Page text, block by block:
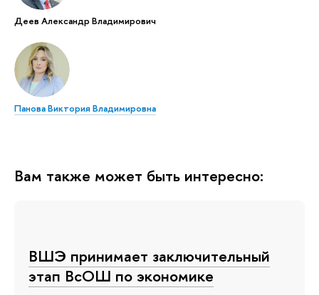
Деев Александр Владимирович
Панова Виктория Владимировна
Вам также может быть интересно:
ВШЭ принимает заключительный
этап ВсОШ по экономике